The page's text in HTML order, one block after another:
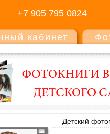
+7 905 795 0824
кабинет
Детский